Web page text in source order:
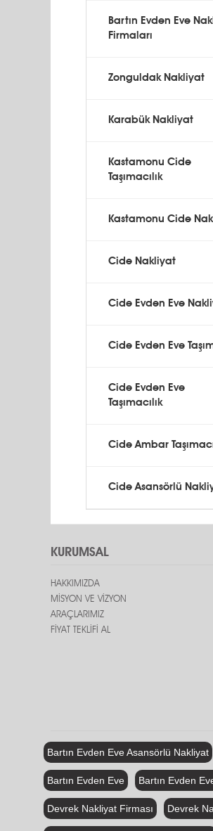
Bartın Evden Eve
Firmaları
Zonguldak Nakliyat
Karabük Nakliyat
Kastamonu Cide
Taşımacılık
Kastamonu Cide
Cide Nakliyat
Cide Evden Eve
Cide Evden Eve
Cide Evden Eve
Taşımacılık
Cide Ambar
Cide Asansörlü
KURUMSAL
HAKKIMIZDA
MİSYON VE VİZYON
ARAÇLARIMIZ
FİYAT TEKLİFİ AL
Bartın Evden Eve Asansörlü Nakliyat
Bartın Evden Eve Bartın Evden
Devrek Nakliyat Firması Devrek